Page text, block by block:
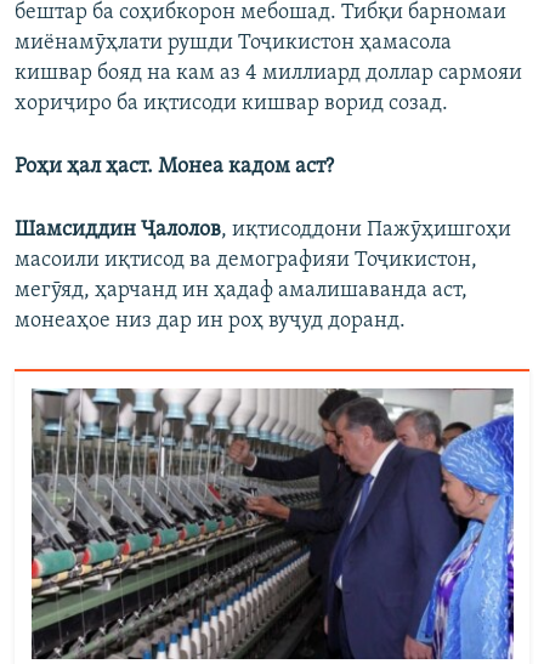
бештар ба соҳибкорон мебошад. Тибқи барномаи
миёнамӯҳлати рушди Тоҷикистон ҳамасола
кишвар бояд на кам аз 4 миллиард доллар сармояи
хориҷиро ба иқтисоди кишвар ворид созад.
Роҳи ҳал ҳаст. Монеа кадом аст?
Шамсиддин Ҷалолов, иқтисоддони Пажӯҳишгоҳи
масоили иқтисод ва демографияи Тоҷикистон,
мегӯяд, ҳарчанд ин ҳадаф амалишаванда аст,
монеаҳое низ дар ин роҳ вуҷуд доранд.